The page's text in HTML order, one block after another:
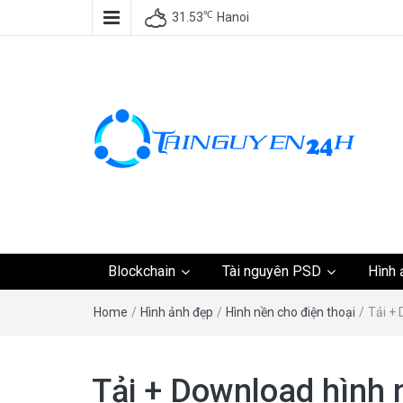
31.53℃ Hanoi
tài nguyên đồ họa,
Blockchain Tài nguyên PSD Hình
Home / Hình ảnh đẹp / Hình nền cho điện thoại / Tải +
Tải + Download hình